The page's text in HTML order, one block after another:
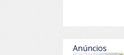
Anúncios